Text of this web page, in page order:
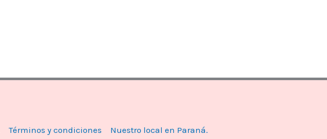
Términos y condiciones Nuestro local en Paraná.